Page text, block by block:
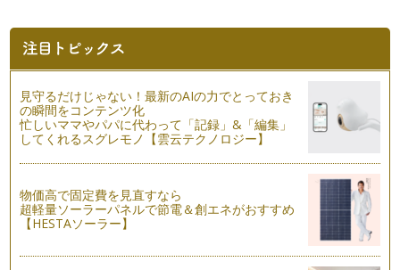
お子様がトイレを上手に使いはじめる頃、ぜひ一度親子でトイ
レマナーを確認してみてください。幼…
ベビーカーマナー
お出かけの際、ベビーカーはとても便利ですね。昼寝を多くす
る時期には、長時間の移動においてず…
エスカレーターどっちに乗る？
生活におけるマナーは、場所、習慣が違うと大きく異なるもの
ですね。 大阪でのエスカレ…
喜ばれる手土産
先日引っ越しをした友人が遊びに来てくれました。友人がお土
産として用意してくれたの…
見守るだけじゃない！最新のAIの力でとっておき
の瞬間をコンテンツ化
忙しいママやパパに代わって「記録」&「編集」
してくれるスグレモノ【雲云テクノロジー】
物価高で固定費を見直すなら
超軽量ソーラーパネルで節電＆創エネがおすすめ
【HESTAソーラー】